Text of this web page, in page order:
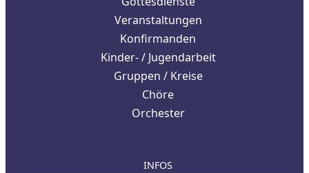
Veranstaltungen
Konfirmanden
Kinder- / Jugendarbeit
Gruppen / Kreise
Chöre
Orchester
INFOS